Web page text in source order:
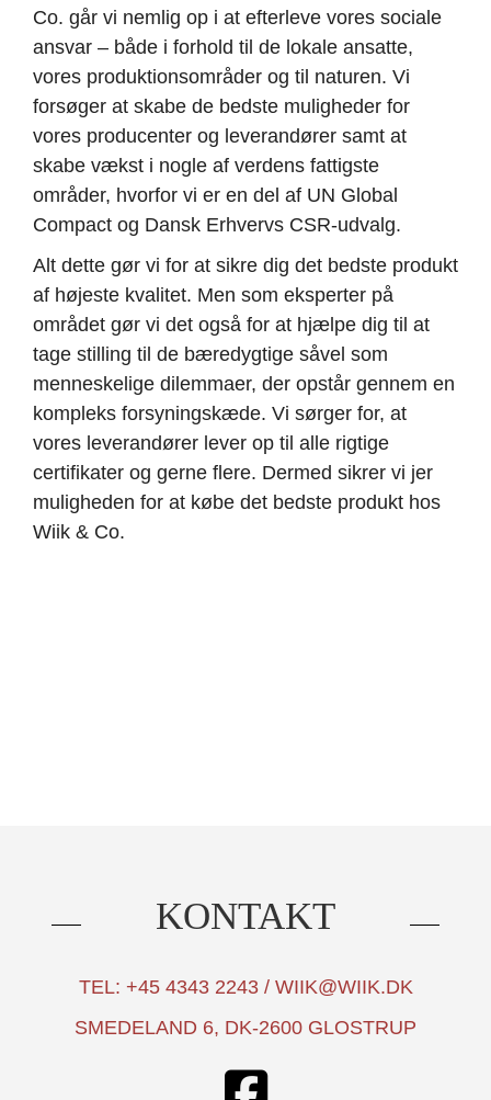
Co. går vi nemlig op i at efterleve vores sociale
ansvar – både i forhold til de lokale ansatte,
vores produktionsområder og til naturen. Vi
forsøger at skabe de bedste muligheder for
vores producenter og leverandører samt at
skabe vækst i nogle af verdens fattigste
områder, hvorfor vi er en del af UN Global
Compact og Dansk Erhvervs CSR-udvalg.
Alt dette gør vi for at sikre dig det bedste produkt
af højeste kvalitet. Men som eksperter på
området gør vi det også for at hjælpe dig til at
tage stilling til de bæredygtige såvel som
menneskelige dilemmaer, der opstår gennem en
kompleks forsyningskæde. Vi sørger for, at
vores leverandører lever op til alle rigtige
certifikater og gerne flere. Dermed sikrer vi jer
muligheden for at købe det bedste produkt hos
Wiik & Co.
KONTAKT
TEL: +45 4343 2243 / WIIK@WIIK.DK
SMEDELAND 6, DK-2600 GLOSTRUP